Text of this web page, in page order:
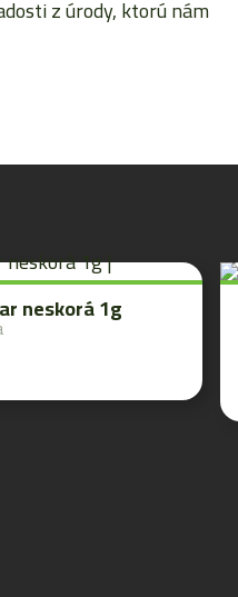
z úrody, ktorú nám
neskorá 1g